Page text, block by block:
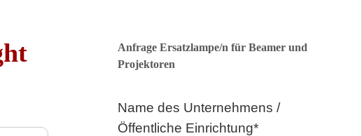
Anfrage Ersatzlampe/n für Beamer und
Projektoren
Pflichtfeld
Name des Unternehmens /
Öffentliche Einrichtung*